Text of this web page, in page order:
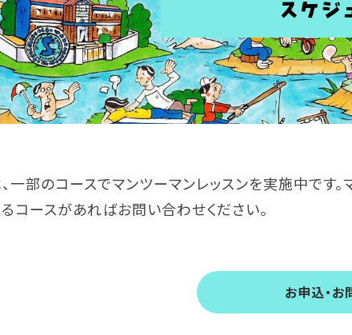
一部のコースでマンツーマンレッスンを実施中です
コースがあればお問い合わせください。
お申込・お